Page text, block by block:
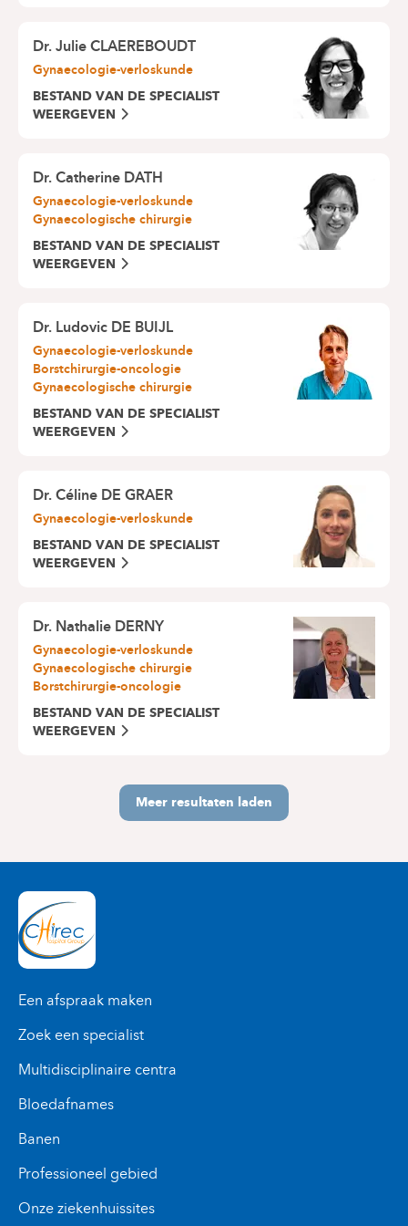
revalidatie.
Deze sessies zijn onderworpen aan een
tussenkomst van 3€ of 6€ (afhankelijk van uw
status) of worden vergoed door uw
Dr. Julie CLAEREBOUDT
Gynaecologie-verloskunde
BESTAND VAN DE SPECIALIST
WEERGEVEN
Dr. Catherine DATH
Gynaecologie-verloskunde
Gynaecologische chirurgie
BESTAND VAN DE SPECIALIST
WEERGEVEN
Dr. Ludovic DE BUIJL
Gynaecologie-verloskunde
Borstchirurgie-oncologie
Gynaecologische chirurgie
BESTAND VAN DE SPECIALIST
WEERGEVEN
Dr. Céline DE GRAER
Gynaecologie-verloskunde
BESTAND VAN DE SPECIALIST
WEERGEVEN
Dr. Nathalie DERNY
Gynaecologie-verloskunde
Gynaecologische chirurgie
Borstchirurgie-oncologie
BESTAND VAN DE SPECIALIST
WEERGEVEN
Meer resultaten laden
Een afspraak maken
Zoek een specialist
Multidisciplinaire centra
Bloedafnames
Banen
Professioneel gebied
Onze ziekenhuissites